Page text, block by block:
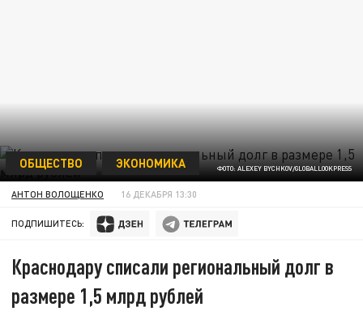
ФОТО: ALEXEY BYCHKOV/GLOBALLOOKPRESS
ОБЩЕСТВО ЭКОНОМИКА
АНТОН ВОЛОЩЕНКО 16 ДЕКАБРЯ 13:30
ПОДПИШИТЕСЬ:
Краснодару списали региональный долг в
размере 1,5 млрд рублей